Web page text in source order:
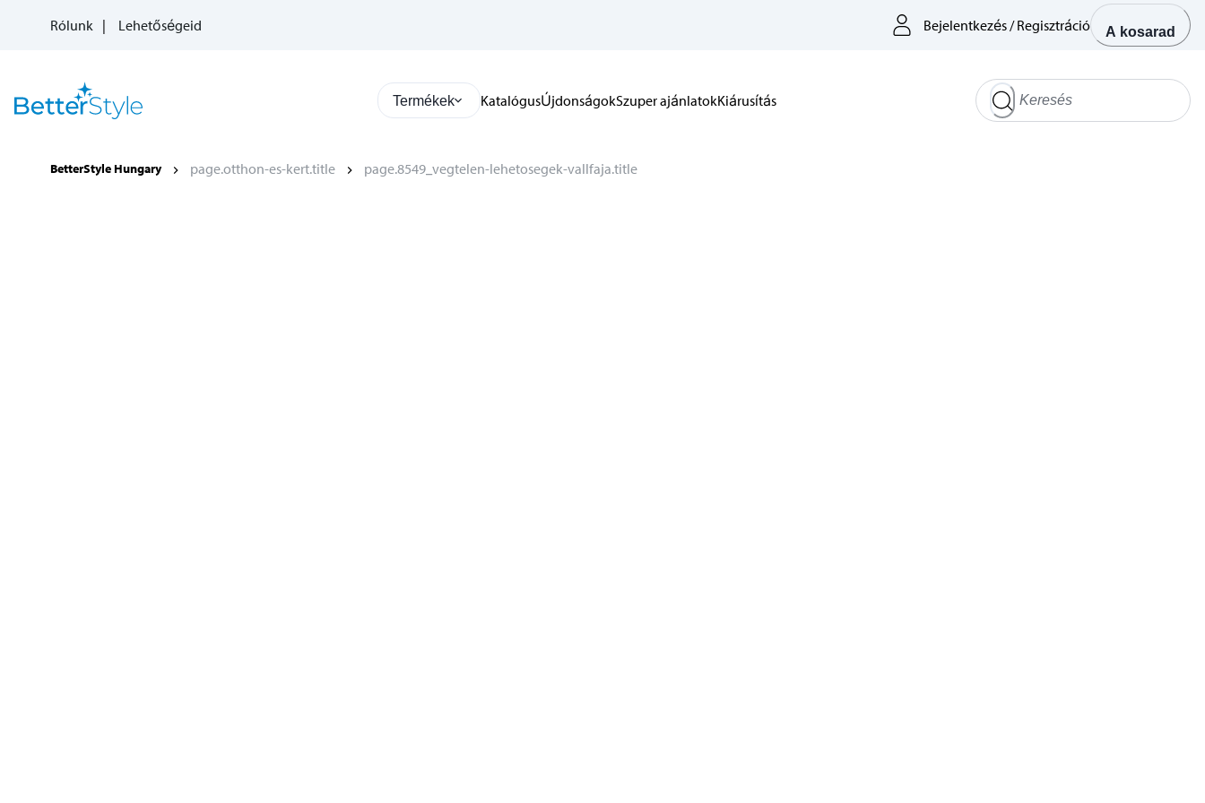
Rólunk Lehetőségeid Bejelentkezés/Regisztráció A kosarad
Termékek KatalógusÚjdonságokSzuper ajánlatokKiárusítás
BetterStyle Hungary page.otthon-es-kert.title page.8549_vegtelen-lehetosegek-vallfaja.title